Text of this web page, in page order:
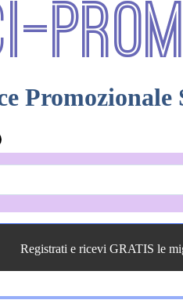
Registrati e ricevi GRATIS le